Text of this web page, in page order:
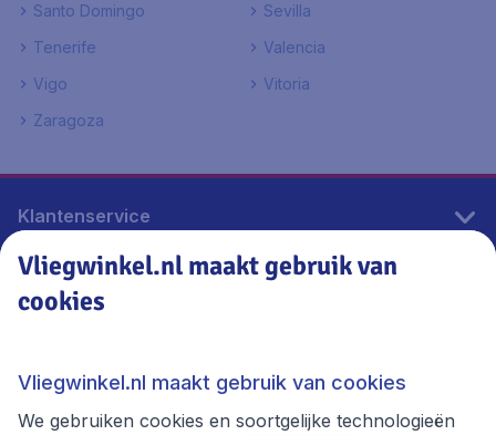
Santo Domingo
Sevilla
Tenerife
Valencia
Vigo
Vitoria
Zaragoza
Klantenservice
Vliegwinkel.nl
Thema's
Vliegwinkel.nl maakt gebruik van
cookies
Vliegwinkel.nl maakt gebruik van cookies
We gebruiken cookies en soortgelijke technologieën